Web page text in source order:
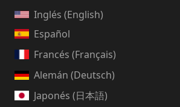
Inglés (English)
Español
Francés (Français)
Alemán (Deutsch)
Japonés (日本語)